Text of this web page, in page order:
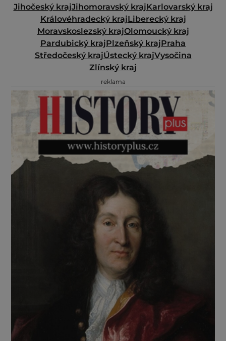
Jihočeský krajJihomoravský krajKarlovarský kraj
Královéhradecký krajLiberecký kraj
Moravskoslezský krajOlomoucký kraj
Pardubický krajPlzeňský krajPraha
Středočeský krajÚstecký krajVysočina
Zlínský kraj
reklama